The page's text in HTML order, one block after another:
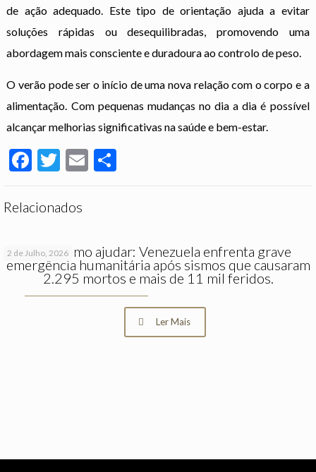
de ação adequado. Este tipo de orientação ajuda a evitar
soluções rápidas ou desequilibradas, promovendo uma
abordagem mais consciente e duradoura ao controlo de peso.
O verão pode ser o início de uma nova relação com o corpo e a
alimentação. Com pequenas mudanças no dia a dia é possível
alcançar melhorias significativas na saúde e bem-estar.
Facebook
Twitter
Email
Relacionados
2 de Julho, 2026
Saiba como ajudar: Venezuela enfrenta grave
emergência humanitária após sismos que causaram
2.295 mortos e mais de 11 mil feridos.
Ler Mais